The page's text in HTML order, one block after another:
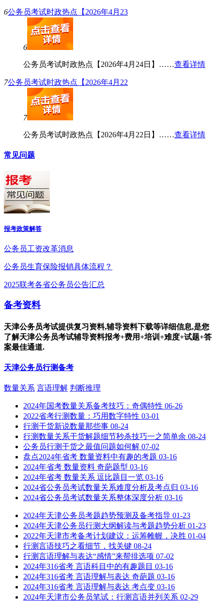
6公务员考试时政热点【2026年4月23
6
公务员考试时政热点【2026年4月24日】……查看详情
7公务员考试时政热点【2026年4月22
7
公务员考试时政热点【2026年4月22日】……查看详情
常见问题
报考政策解答
公务员工资改革消息
公务员生育保险报销具体流程？
2025联考各省公务员公告汇总
备考资料
天津公务员考试提供复习资料,辅导资料下载等详细信息,是您
了解天津公务员考试辅导资料报考+费用+培训+难度+试题+答
案最佳通道.
天津公务员行测备考
数量关系 言语理解 判断推理
2024年国考数量关系备考技巧：奇偶特性 06-26
2022省考行测数量：巧用数字特性 03-01
行测干货新说数量那些事 08-24
行测数量关系干货解题细节秒杀技巧一之简单余 08-24
公务员行测干货之最值问题如何解 07-02
盘点2024年省考 数量资料中有趣的考题 03-16
2024年省考 数量资料 奇葩题型 03-16
2024年省考 数量关系 逗比题目一览 03-16
2024省公务员考试数量关系难度分析及考点归 03-16
2024省公务员考试数量关系整体深度分析 03-16
2024年天津公务员考题趋势预测及备考指导 01-23
2024年天津公务员行测大纲解读与考题趋势分析 01-23
2022年天津市考备考计划建议：运筹帷幄，决胜 01-04
行测言语技巧之看细节，找关键 08-24
行测言语理解与表达“感情”来帮排选项 07-02
2024年316省考 言语科目中的有趣题目 03-16
2024年316省考 言语理解与表达 奇葩题 03-16
2024年316省考 言语理解与表达 考点变 03-16
2024年天津市公务员笔试：行测言语并列关系 02-29